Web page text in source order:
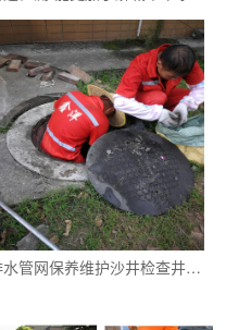
排水管网保养维护沙井检查井清理—是预防城市积水内涝